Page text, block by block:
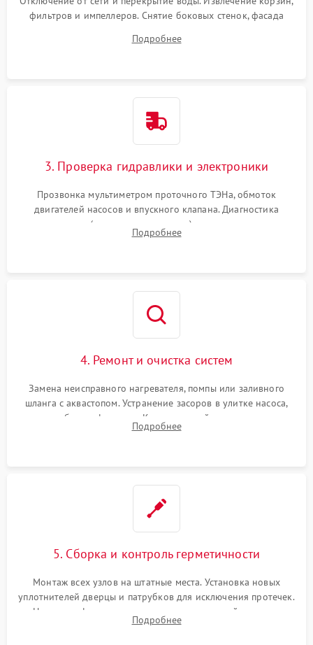
фильтров и импеллеров. Снятие боковых стенок, фасада
циркуляционному насосу, ТЭНу и сливной помпе.
Подробнее
3. Проверка гидравлики и электроники
Прозвонка мультиметром проточного ТЭНа, обмоток
двигателей насосов и впускного клапана. Диагностика
прессостата (датчика уровня воды), датчика мутности,
концевика дверцы и электронного модуля управления.
Подробнее
4. Ремонт и очистка систем
Замена неисправного нагревателя, помпы или заливного
шланга с аквастопом. Устранение засоров в улитке насоса,
патрубках и фильтрах. Компонентный ремонт платы
управления, восстановление поврежденной проводки.
Подробнее
5. Сборка и контроль герметичности
Монтаж всех узлов на штатные места. Установка новых
уплотнителей дверцы и патрубков для исключения протечек.
Надежная фиксация хомутов гидравлической системы,
сборка корпуса и установка датчика поплавка.
Подробнее